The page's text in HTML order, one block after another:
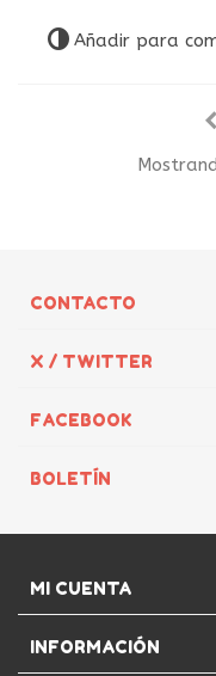
Añadir para
CONTACTO
X / TWITTER
FACEBOOK
BOLETÍN
MI CUENTA
INFORMACIÓN